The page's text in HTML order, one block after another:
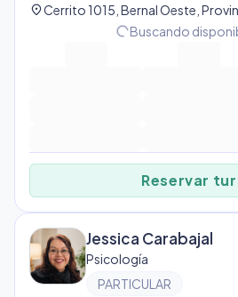
location_on
progress_activityBuscando
Reservar
Jessica Carabajal
Psicología
PARTICULAR